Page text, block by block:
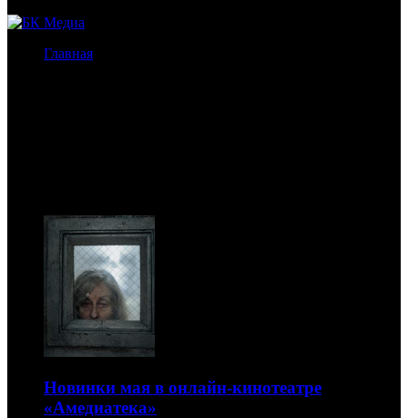
Главная
Новинки мая в онлайн-кинотеатре
«Амедиатека»